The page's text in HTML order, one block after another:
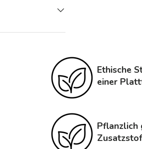
Ethische
einer
Pflanzlich